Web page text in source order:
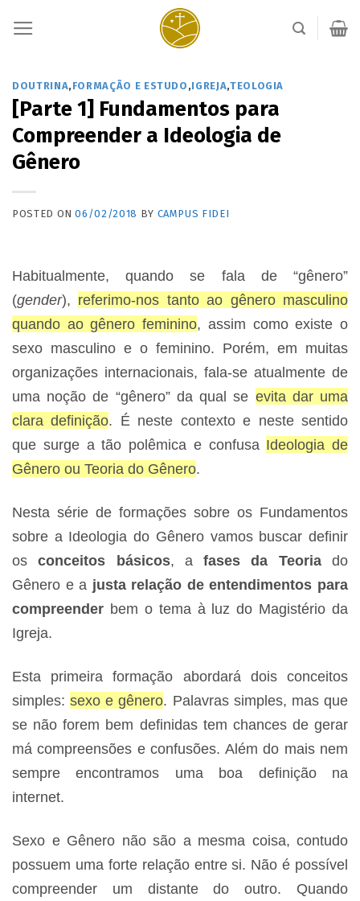
DOUTRINA, FORMAÇÃO E ESTUDO ,IGREJA,TEOLOGIA
[Parte 1] Fundamentos para
Compreender a Ideologia de
Gênero
POSTED ON06/02/2018 BY CAMPUS FIDEI
Habitualmente, quando se fala de “gênero”
(gender), referimo-nos tanto ao gênero masculino
quando ao gênero feminino, assim como existe o
sexo masculino e o feminino. Porém, em muitas
organizações internacionais, fala-se atualmente de
uma noção de “gênero” da qual se evita dar uma
clara definição. É neste contexto e neste sentido
que surge a tão polêmica e confusa Ideologia de
Gênero ou Teoria do Gênero.
Nesta série de formações sobre os Fundamentos
sobre a Ideologia do Gênero vamos buscar definir
osconceitos básicos, afases da Teoriado
Gênero e a justa relação de entendimentos para
compreender bem o tema à luz do Magistério da
Igreja.
Esta primeira formação abordará dois conceitos
simples:sexo e gênero. Palavras simples, mas que
se não forem bem definidas tem chances de gerar
má compreensões e confusões. Além do mais nem
sempre encontramos uma boa definição na
internet.
Sexo e Gênero não são a mesma coisa, contudo
possuem uma forte relação entre si. Não é possível
compreender um distante do outro. Quando